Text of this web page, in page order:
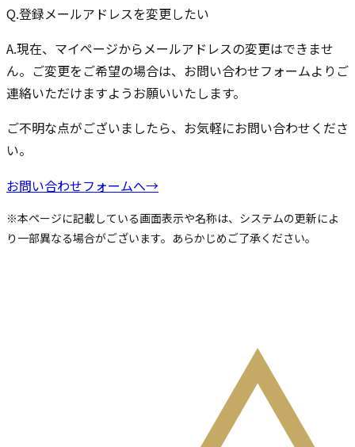
Q.登録メールアドレスを変更したい
A.現在、マイページからメールアドレスの変更はできませ
ん。ご変更をご希望の場合は、お問い合わせフォームよりご
連絡いただけますようお願いいたします。
ご不明な点がございましたら、お気軽にお問い合わせくださ
い。
お問い合わせフォームへ→
※本ページに記載している画面表示や名称は、システムの更新によ
り一部異なる場合がございます。あらかじめご了承ください。